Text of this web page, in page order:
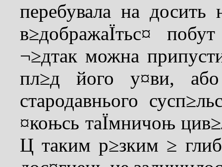
перебувала на
в≥дображаЇтьс¤
¬≥дтак можна
пл≥д його у¤ви,
стародавнього
¤коњсь таЇмничоњ
Ц таким р≥зким ≥